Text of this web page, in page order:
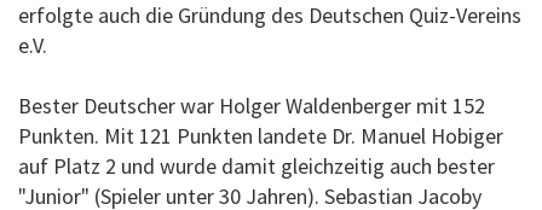
erfolgte auch die Gründung des Deutschen Quiz-Vereins
e.V.
Bester Deutscher war Holger Waldenberger mit 152
Punkten. Mit 121 Punkten landete Dr. Manuel Hobiger
auf Platz 2 und wurde damit gleichzeitig auch bester
"Junior" (Spieler unter 30 Jahren). Sebastian Jacoby